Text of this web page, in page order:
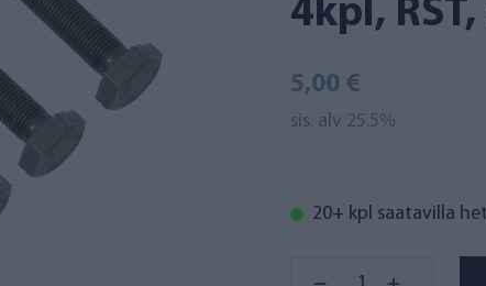
4kpl,
5,00 €
sis. alv 25.5%
20+ kpl saatavilla